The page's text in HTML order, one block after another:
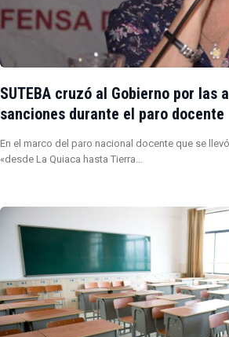
SUTEBA cruzó al Gobierno por las
sanciones durante el paro docente
En el marco del paro nacional docente que se
«desde La Quiaca hasta Tierra…